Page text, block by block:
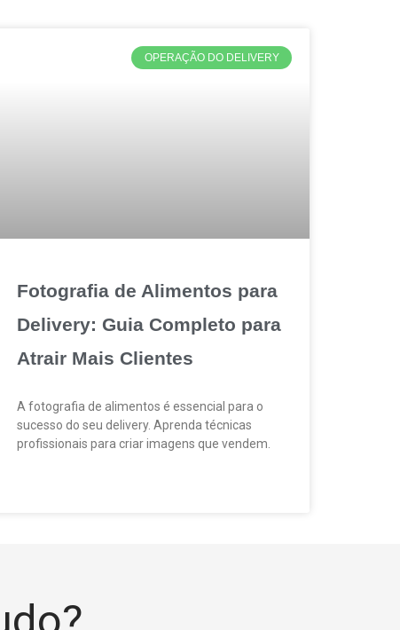
OPERAÇÃO DO DELIVERY
Fotografia de Alimentos para
Delivery: Guia Completo para
Atrair Mais Clientes
A fotografia de alimentos é essencial para o
sucesso do seu delivery. Aprenda técnicas
profissionais para criar imagens que vendem.